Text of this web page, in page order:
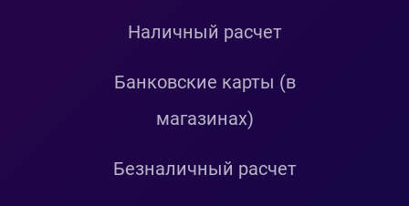
Наличный расчет
Банковские карты (в
магазинах)
Безналичный расчет